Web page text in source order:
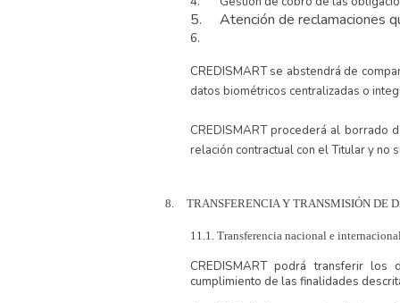
5. Atención de reclamaciones
6.
CREDISMART se abstendrá de
datos biométricos centralizadas o
CREDISMART procederá al borrado
relación contractual con el Titular y no
8. TRANSFERENCIA Y TRANSMISIÓN DE
11.1. Transferencia nacional e
CREDISMART podrá transferir
cumplimiento de las finalidades